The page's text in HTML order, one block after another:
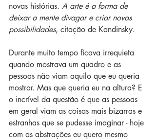
novas histórias. A arte é a forma de
deixar a mente divagar e criar novas
possibilidades, citação de Kandinsky.
Durante muito tempo ficava irrequieta
quando mostrava um quadro e as
pessoas não viam aquilo que eu queria
mostrar. Mas que queria eu na altura? E
o incrível da questão é que as pessoas
em geral viam as coisas mais bizarras e
estranhas que se pudesse imaginar - hoje
com as abstrações eu quero mesmo